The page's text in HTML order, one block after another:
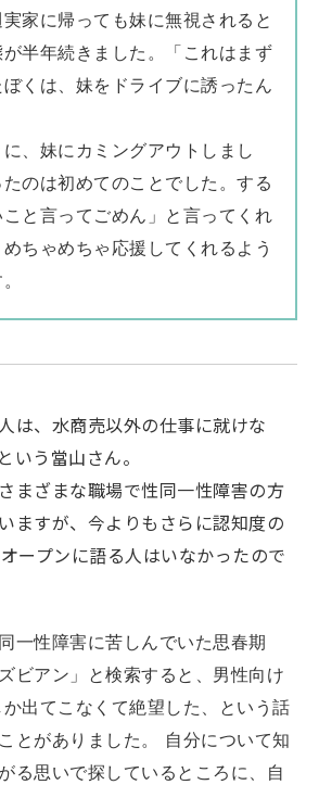
家に帰っても妹に無視されると
半年続きました。「これはまず
くは、妹をドライブに誘ったん
、妹にカミングアウトしまし
のは初めてのことでした。する
と言ってごめん」と言ってくれ
ちゃめちゃ応援してくれるよう
は、水商売以外の仕事に就けな
いう當山さん。
まざまな職場で性同一性障害の方
ますが、今よりもさらに認知度の
ープンに語る人はいなかったので
一性障害に苦しんでいた思春期
ビアン」と検索すると、男性向け
出てこなくて絶望した、という話
とがありました。 自分について知
る思いで探しているところに、自